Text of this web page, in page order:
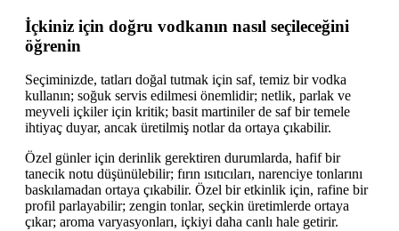
İçkiniz için doğru vodkanın nasıl seçileceğini
öğrenin
Seçiminizde, tatları doğal tutmak için saf, temiz bir vodka
kullanın; soğuk servis edilmesi önemlidir; netlik, parlak ve
meyveli içkiler için kritik; basit martiniler de saf bir temele
ihtiyaç duyar, ancak üretilmiş notlar da ortaya çıkabilir.
Özel günler için derinlik gerektiren durumlarda, hafif bir
tanecik notu düşünülebilir; fırın ısıtıcıları, narenciye tonlarını
baskılamadan ortaya çıkabilir. Özel bir etkinlik için, rafine bir
profil parlayabilir; zengin tonlar, seçkin üretimlerde ortaya
çıkar; aroma varyasyonları, içkiyi daha canlı hale getirir.